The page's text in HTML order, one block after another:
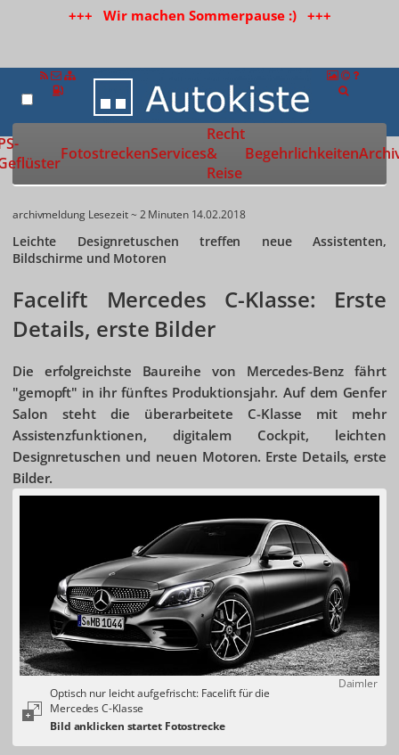
+++ Wir machen Sommerpause :) +++
Zur Startseite
FotostreckenServices
Recht
&
Reise
Begehrlichkeiten
archivmeldung Lesezeit ~ 2 Minuten 14.02.2018
Leichte Designretuschen treffen neue Assistenten,
Bildschirme und Motoren
Facelift Mercedes C-Klasse: Erste
Details, erste Bilder
Die erfolgreichste Baureihe von Mercedes-Benz fährt
"gemopft" in ihr fünftes Produktionsjahr. Auf dem Genfer
Salon steht die überarbeitete C-Klasse mit mehr
Assistenzfunktionen, digitalem Cockpit, leichten
Designretuschen und neuen Motoren. Erste Details, erste
Bilder.
Daimler
Optisch nur leicht aufgefrischt: Facelift für die
Mercedes C-Klasse